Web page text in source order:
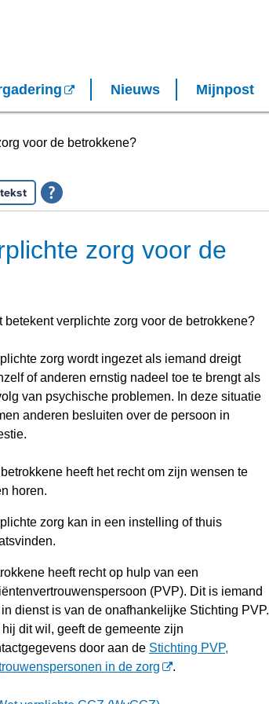
Nieuws Mijnpost
voor de betrokkene?
zorg voor de
betekent verplichte zorg voor de betrokkene?
zorg wordt ingezet als iemand dreigt
of anderen ernstig nadeel toe te brengt als
van psychische problemen. In deze situatie
anderen besluiten over de persoon in
heeft het recht om zijn wensen te
horen.
zorg kan in een instelling of thuis
heeft recht op hulp van een
(PVP). Dit is iemand
dienst is van de onafhankelijke Stichting PVP.
dit wil, geeft de gemeente zijn
door aan de Stichting PVP,
in de zorg
.